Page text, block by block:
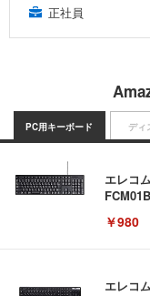
正社員
PC用キーボード
エレコ
￥980
エレコ
ディ